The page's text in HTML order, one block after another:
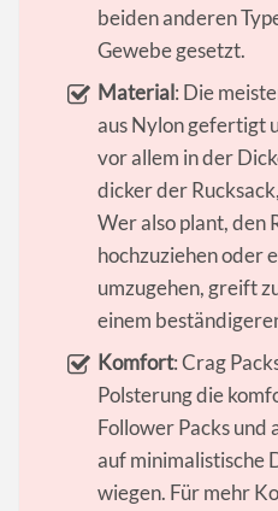
beiden anderen
Gewebe gesetzt.
Material: Die
aus Nylon gefertigt
vor allem in der
dicker der
Wer also plant, den
hochzuziehen oder
umzugehen, greift
einem
Komfort: Crag
Polsterung die
Follower Packs und
auf minimalistische
wiegen. Für mehr